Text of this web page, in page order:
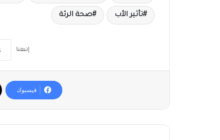
تأثير الأب صحة الرئة
إتبعنا
فيسبوك